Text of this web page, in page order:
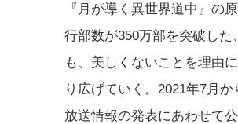
『月が導く異世界道中』の
行部数が350万部を突破し
も、美しくないことを理由
り広げていく。2021年7月
放送情報の発表にあわせて